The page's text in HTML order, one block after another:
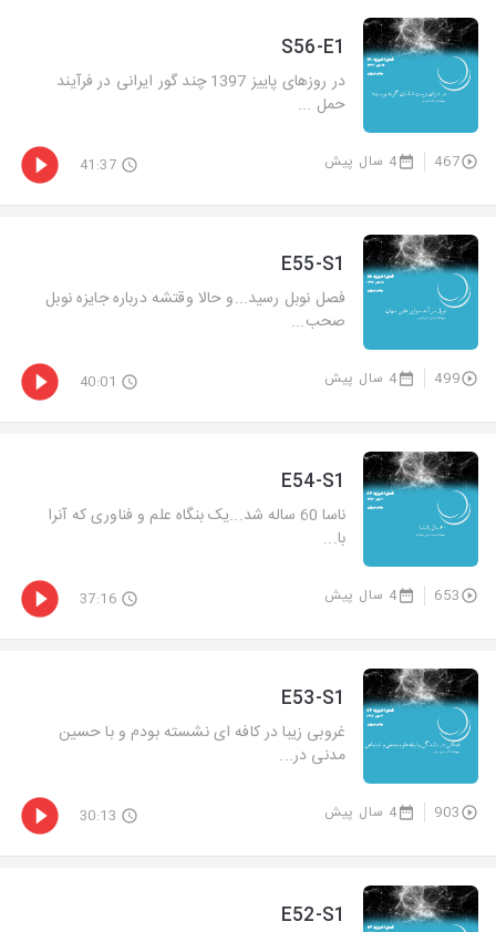
S56-E1
در روزهای پاییز 1397 چند گور ایرانی در فرآیند
حمل ...
467 4 سال پیش 41:37
E55-S1
فصل نوبل رسید...و حالا وقتشه درباره جایزه نوبل
صحب...
499 4 سال پیش 40:01
E54-S1
ناسا 60 ساله شد...یک بنگاه علم و فناوری که آنرا
با...
653 4 سال پیش 37:16
E53-S1
غروبی زیبا در کافه ای نشسته بودم و با حسین
مدنی در...
903 4 سال پیش 30:13
E52-S1